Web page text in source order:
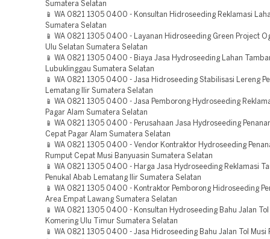
Sumatera Selatan
📱 WA 0821 1305 0400 - Konsultan Hidroseeding Reklamasi
Sumatera Selatan
📱 WA 0821 1305 0400 - Layanan Hidroseeding Green Project
Ulu Selatan Sumatera Selatan
📱 WA 0821 1305 0400 - Biaya Jasa Hydroseeding Lahan
Lubuklinggau Sumatera Selatan
📱 WA 0821 1305 0400 - Jasa Hidroseeding Stabilisasi Lereng
Lematang Ilir Sumatera Selatan
📱 WA 0821 1305 0400 - Jasa Pemborong Hydroseeding
Pagar Alam Sumatera Selatan
📱 WA 0821 1305 0400 - Perusahaan Jasa Hydroseeding
Cepat Pagar Alam Sumatera Selatan
📱 WA 0821 1305 0400 - Vendor Kontraktor Hydroseeding
Rumput Cepat Musi Banyuasin Sumatera Selatan
📱 WA 0821 1305 0400 - Harga Jasa Hydroseeding Reklamasi
Penukal Abab Lematang Ilir Sumatera Selatan
📱 WA 0821 1305 0400 - Kontraktor Pemborong Hidroseeding
Area Empat Lawang Sumatera Selatan
📱 WA 0821 1305 0400 - Konsultan Hydroseeding Bahu Jalan Tol
Komering Ulu Timur Sumatera Selatan
📱 WA 0821 1305 0400 - Jasa Hidroseeding Bahu Jalan Tol Musi